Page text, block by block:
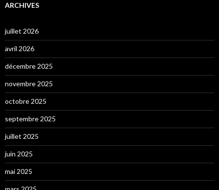
ARCHIVES
juillet 2026
avril 2026
décembre 2025
novembre 2025
octobre 2025
septembre 2025
juillet 2025
juin 2025
mai 2025